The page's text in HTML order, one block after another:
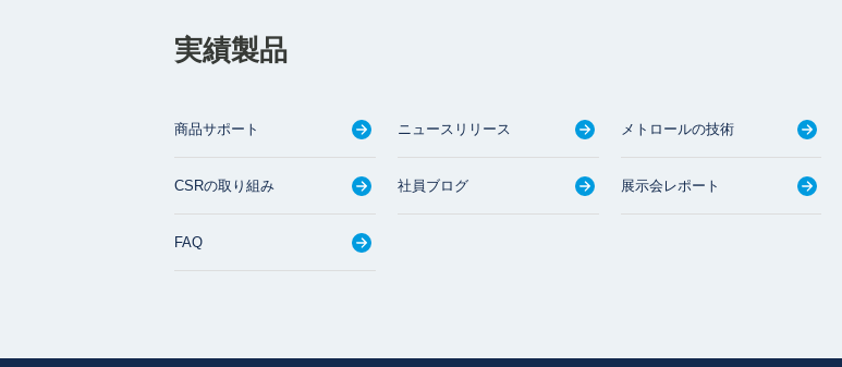
実績製品
商品サポート ニュースリリース メトロールの技術
CSRの取り組み 社員ブログ 展示会レポート
FAQ